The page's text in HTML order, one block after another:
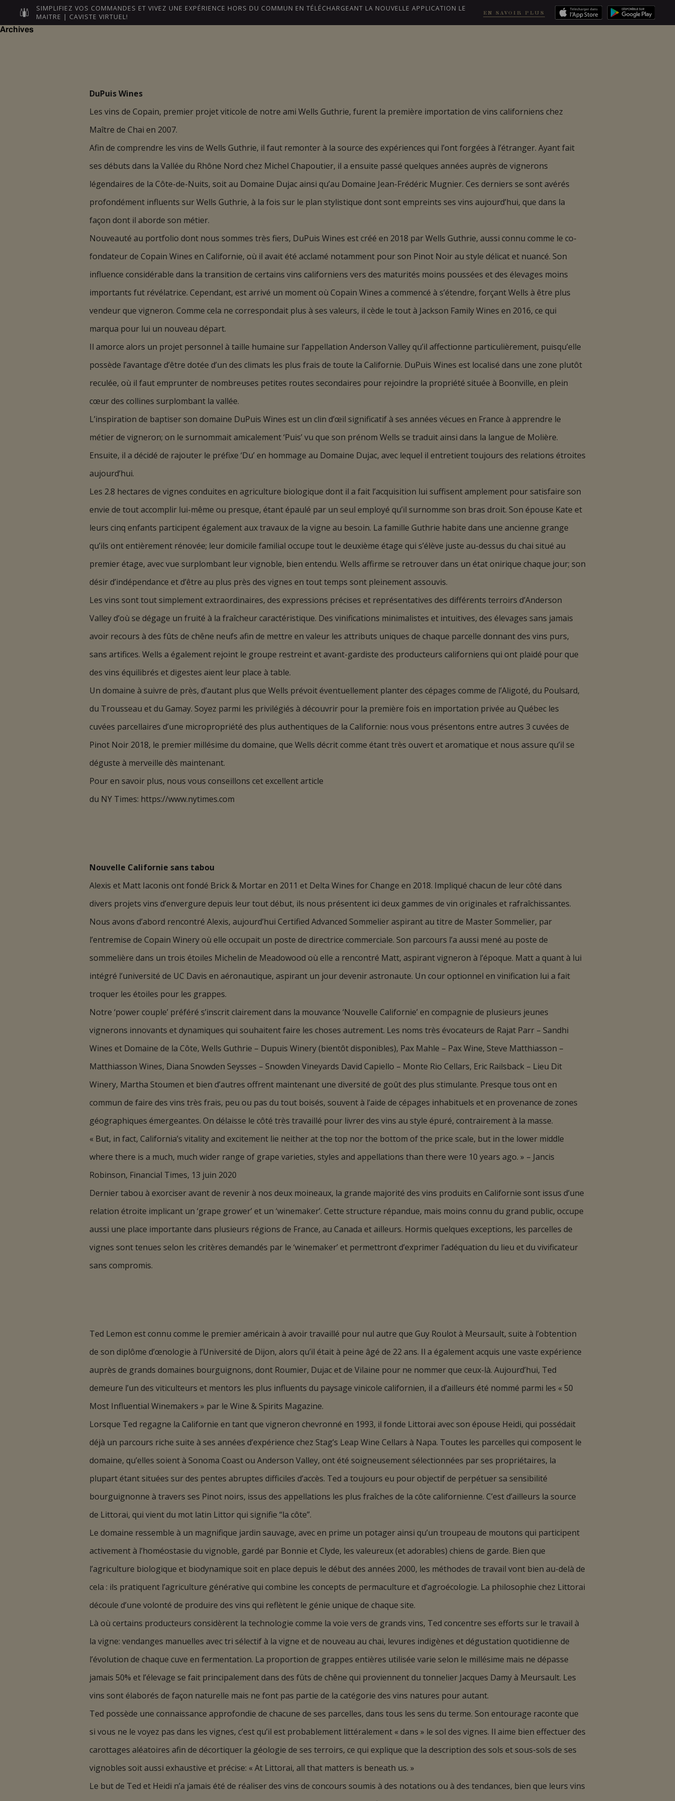
SIMPLIFIEZ VOS COMMANDES ET VIVEZ UNE EXPÉRIENCE HORS DU COMMUN EN TÉLÉCHARGEANT LA NOUVELLE APPLICATION LE
MAITRE | CAVISTE VIRTUEL!
EN SAVOIR PLUS
NOS MAÎTRES LEURS VINS BLOGUE NOTRE HISTOIRE ONTARIO EN COMMANDER
Archives
DuPuis Wines
Les vins de Copain, premier projet viticole de notre ami Wells Guthrie, furent la première importation de vins californiens chez
Maître de Chai en 2007.
Afin de comprendre les vins de Wells Guthrie, il faut remonter à la source des expériences qui l’ont forgées à l’étranger. Ayant fait
ses débuts dans la Vallée du Rhône Nord chez Michel Chapoutier, il a ensuite passé quelques années auprès de vignerons
légendaires de la Côte-de-Nuits, soit au Domaine Dujac ainsi qu’au Domaine Jean-Frédéric Mugnier. Ces derniers se sont avérés
profondément influents sur Wells Guthrie, à la fois sur le plan stylistique dont sont empreints ses vins aujourd’hui, que dans la
façon dont il aborde son métier.
Nouveauté au portfolio dont nous sommes très fiers, DuPuis Wines est créé en 2018 par Wells Guthrie, aussi connu comme le co-
fondateur de Copain Wines en Californie, où il avait été acclamé notamment pour son Pinot Noir au style délicat et nuancé. Son
influence considérable dans la transition de certains vins californiens vers des maturités moins poussées et des élevages moins
importants fut révélatrice. Cependant, est arrivé un moment où Copain Wines a commencé à s’étendre, forçant Wells à être plus
vendeur que vigneron. Comme cela ne correspondait plus à ses valeurs, il cède le tout à Jackson Family Wines en 2016, ce qui
marqua pour lui un nouveau départ.
Il amorce alors un projet personnel à taille humaine sur l’appellation Anderson Valley qu’il affectionne particulièrement, puisqu’elle
possède l’avantage d’être dotée d’un des climats les plus frais de toute la Californie. DuPuis Wines est localisé dans une zone plutôt
reculée, où il faut emprunter de nombreuses petites routes secondaires pour rejoindre la propriété située à Boonville, en plein
cœur des collines surplombant la vallée.
L’inspiration de baptiser son domaine DuPuis Wines est un clin d’œil significatif à ses années vécues en France à apprendre le
métier de vigneron; on le surnommait amicalement ‘Puis’ vu que son prénom Wells se traduit ainsi dans la langue de Molière.
Ensuite, il a décidé de rajouter le préfixe ‘Du’ en hommage au Domaine Dujac, avec lequel il entretient toujours des relations étroites
aujourd’hui.
Les 2.8 hectares de vignes conduites en agriculture biologique dont il a fait l’acquisition lui suffisent amplement pour satisfaire son
envie de tout accomplir lui-même ou presque, étant épaulé par un seul employé qu’il surnomme son bras droit. Son épouse Kate et
leurs cinq enfants participent également aux travaux de la vigne au besoin. La famille Guthrie habite dans une ancienne grange
qu’ils ont entièrement rénovée; leur domicile familial occupe tout le deuxième étage qui s’élève juste au-dessus du chai situé au
premier étage, avec vue surplombant leur vignoble, bien entendu. Wells affirme se retrouver dans un état onirique chaque jour; son
désir d’indépendance et d’être au plus près des vignes en tout temps sont pleinement assouvis.
Les vins sont tout simplement extraordinaires, des expressions précises et représentatives des différents terroirs d’Anderson
Valley d’où se dégage un fruité à la fraîcheur caractéristique. Des vinifications minimalistes et intuitives, des élevages sans jamais
avoir recours à des fûts de chêne neufs afin de mettre en valeur les attributs uniques de chaque parcelle donnant des vins purs,
sans artifices. Wells a également rejoint le groupe restreint et avant-gardiste des producteurs californiens qui ont plaidé pour que
des vins équilibrés et digestes aient leur place à table.
Un domaine à suivre de près, d’autant plus que Wells prévoit éventuellement planter des cépages comme de l’Aligoté, du Poulsard,
du Trousseau et du Gamay. Soyez parmi les privilégiés à découvrir pour la première fois en importation privée au Québec les
cuvées parcellaires d’une micropropriété des plus authentiques de la Californie: nous vous présentons entre autres 3 cuvées de
Pinot Noir 2018, le premier millésime du domaine, que Wells décrit comme étant très ouvert et aromatique et nous assure qu’il se
déguste à merveille dès maintenant.
Pour en savoir plus, nous vous conseillons cet excellent article
du NY Times: https://www.nytimes.com
Nouvelle Californie sans tabou
Alexis et Matt Iaconis ont fondé Brick & Mortar en 2011 et Delta Wines for Change en 2018. Impliqué chacun de leur côté dans
divers projets vins d’envergure depuis leur tout début, ils nous présentent ici deux gammes de vin originales et rafraîchissantes.
Nous avons d’abord rencontré Alexis, aujourd’hui Certified Advanced Sommelier aspirant au titre de Master Sommelier, par
l’entremise de Copain Winery où elle occupait un poste de directrice commerciale. Son parcours l’a aussi mené au poste de
sommelière dans un trois étoiles Michelin de Meadowood où elle a rencontré Matt, aspirant vigneron à l’époque. Matt a quant à lui
intégré l’université de UC Davis en aéronautique, aspirant un jour devenir astronaute. Un cour optionnel en vinification lui a fait
troquer les étoiles pour les grappes.
Notre ‘power couple’ préféré s’inscrit clairement dans la mouvance ‘Nouvelle Californie’ en compagnie de plusieurs jeunes
vignerons innovants et dynamiques qui souhaitent faire les choses autrement. Les noms très évocateurs de Rajat Parr – Sandhi
Wines et Domaine de la Côte, Wells Guthrie – Dupuis Winery (bientôt disponibles), Pax Mahle – Pax Wine, Steve Matthiasson –
Matthiasson Wines, Diana Snowden Seysses – Snowden Vineyards David Capiello – Monte Rio Cellars, Eric Railsback – Lieu Dit
Winery, Martha Stoumen et bien d’autres offrent maintenant une diversité de goût des plus stimulante. Presque tous ont en
commun de faire des vins très frais, peu ou pas du tout boisés, souvent à l’aide de cépages inhabituels et en provenance de zones
géographiques émergeantes. On délaisse le côté très travaillé pour livrer des vins au style épuré, contrairement à la masse.
« But, in fact, California’s vitality and excitement lie neither at the top nor the bottom of the price scale, but in the lower middle
where there is a much, much wider range of grape varieties, styles and appellations than there were 10 years ago. » – Jancis
Robinson, Financial Times, 13 juin 2020
Dernier tabou à exorciser avant de revenir à nos deux moineaux, la grande majorité des vins produits en Californie sont issus d’une
relation étroite implicant un ‘grape grower’ et un ‘winemaker’. Cette structure répandue, mais moins connu du grand public, occupe
aussi une place importante dans plusieurs régions de France, au Canada et ailleurs. Hormis quelques exceptions, les parcelles de
vignes sont tenues selon les critères demandés par le ‘winemaker’ et permettront d’exprimer l’adéquation du lieu et du vivificateur
sans compromis.
Ted Lemon est connu comme le premier américain à avoir travaillé pour nul autre que Guy Roulot à Meursault, suite à l’obtention
de son diplôme d’œnologie à l’Université de Dijon, alors qu’il était à peine âgé de 22 ans. Il a également acquis une vaste expérience
auprès de grands domaines bourguignons, dont Roumier, Dujac et de Vilaine pour ne nommer que ceux-là. Aujourd’hui, Ted
demeure l’un des viticulteurs et mentors les plus influents du paysage vinicole californien, il a d’ailleurs été nommé parmi les « 50
Most Influential Winemakers » par le Wine & Spirits Magazine.
Lorsque Ted regagne la Californie en tant que vigneron chevronné en 1993, il fonde Littorai avec son épouse Heidi, qui possédait
déjà un parcours riche suite à ses années d’expérience chez Stag’s Leap Wine Cellars à Napa. Toutes les parcelles qui composent le
domaine, qu’elles soient à Sonoma Coast ou Anderson Valley, ont été soigneusement sélectionnées par ses propriétaires, la
plupart étant situées sur des pentes abruptes difficiles d’accès. Ted a toujours eu pour objectif de perpétuer sa sensibilité
bourguignonne à travers ses Pinot noirs, issus des appellations les plus fraîches de la côte californienne. C’est d’ailleurs la source
de Littorai, qui vient du mot latin Littor qui signifie “la côte”.
Le domaine ressemble à un magnifique jardin sauvage, avec en prime un potager ainsi qu’un troupeau de moutons qui participent
activement à l’homéostasie du vignoble, gardé par Bonnie et Clyde, les valeureux (et adorables) chiens de garde. Bien que
l’agriculture biologique et biodynamique soit en place depuis le début des années 2000, les méthodes de travail vont bien au-delà de
cela : ils pratiquent l’agriculture générative qui combine les concepts de permaculture et d’agroécologie. La philosophie chez Littorai
découle d’une volonté de produire des vins qui reflètent le génie unique de chaque site.
Là où certains producteurs considèrent la technologie comme la voie vers de grands vins, Ted concentre ses efforts sur le travail à
la vigne: vendanges manuelles avec tri sélectif à la vigne et de nouveau au chai, levures indigènes et dégustation quotidienne de
l’évolution de chaque cuve en fermentation. La proportion de grappes entières utilisée varie selon le millésime mais ne dépasse
jamais 50% et l’élevage se fait principalement dans des fûts de chêne qui proviennent du tonnelier Jacques Damy à Meursault. Les
vins sont élaborés de façon naturelle mais ne font pas partie de la catégorie des vins natures pour autant.
Ted possède une connaissance approfondie de chacune de ses parcelles, dans tous les sens du terme. Son entourage raconte que
si vous ne le voyez pas dans les vignes, c’est qu’il est probablement littéralement « dans » le sol des vignes. Il aime bien effectuer des
carottages aléatoires afin de décortiquer la géologie de ses terroirs, ce qui explique que la description des sols et sous-sols de ses
vignobles soit aussi exhaustive et précise: « At Littorai, all that matters is beneath us. »
Le but de Ted et Heidi n’a jamais été de réaliser des vins de concours soumis à des notations ou à des tendances, bien que leurs vins